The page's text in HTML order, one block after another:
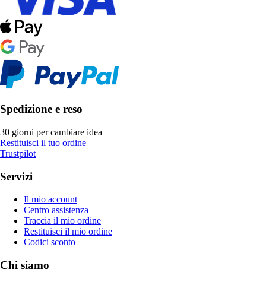
Spedizione e reso
30 giorni per cambiare idea
Restituisci il tuo ordine
Trustpilot
Servizi
Il mio account
Centro assistenza
Traccia il mio ordine
Restituisci il mio ordine
Codici sconto
Chi siamo